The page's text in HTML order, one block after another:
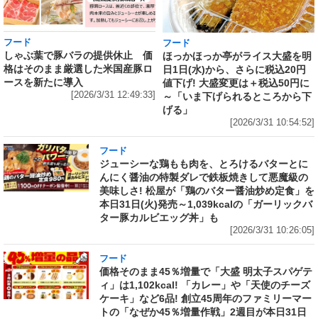
フード
しゃぶ葉で豚バラの提供休止 価
格はそのまま厳選した米国産豚ロ
ースを新たに導入
[2026/3/31 12:49:33]
フード
ほっかほっか亭がライス大盛を明
日1日(水)から、さらに税込20円
値下げ! 大盛変更は＋税込50円に
～「いま下げられるところから下
げる」
[2026/3/31 10:54:52]
フード
ジューシーな鶏もも肉を、とろけるバターとに
んにく醤油の特製ダレで鉄板焼きして悪魔級の
美味しさ! 松屋が「鶏のバター醤油炒め定食」を
本日31日(火)発売～1,039kcalの「ガーリックバ
ター豚カルビエッグ丼」も
[2026/3/31 10:26:05]
フード
価格そのまま45％増量で「大盛 明太子スパゲテ
ィ」は1,102kcal! 「カレー」や「天使のチーズ
ケーキ」など6品! 創立45周年のファミリーマー
トの「なぜか45％増量作戦」2週目が本日31日